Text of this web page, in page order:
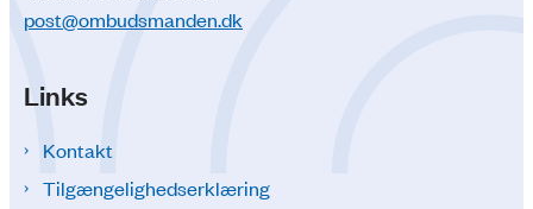
post@ombudsmanden.dk
Links
Kontakt
Tilgængelighedserklæring